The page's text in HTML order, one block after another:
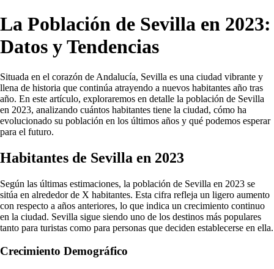
La Población de Sevilla en 2023:
Datos y Tendencias
Situada en el corazón de Andalucía, Sevilla es una ciudad vibrante y
llena de historia que continúa atrayendo a nuevos habitantes año tras
año. En este artículo, exploraremos en detalle la población de Sevilla
en 2023, analizando cuántos habitantes tiene la ciudad, cómo ha
evolucionado su población en los últimos años y qué podemos esperar
para el futuro.
Habitantes de Sevilla en 2023
Según las últimas estimaciones, la población de Sevilla en 2023 se
sitúa en alrededor de X habitantes. Esta cifra refleja un ligero aumento
con respecto a años anteriores, lo que indica un crecimiento continuo
en la ciudad. Sevilla sigue siendo uno de los destinos más populares
tanto para turistas como para personas que deciden establecerse en ella.
Crecimiento Demográfico